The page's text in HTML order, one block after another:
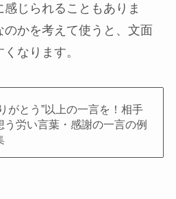
じられることもありま
かを考えて使うと、文面
なります。
がとう”以上の一言を！相手
う労い言葉・感謝の一言の例